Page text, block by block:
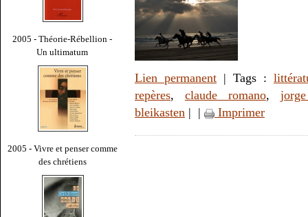
2005 - Théorie-Rébellion -
Un ultimatum
2005 - Vivre et penser comme
des chrétiens
Lien permanent | Tags :
repères, claude romano,
bleikasten | | Imprimer